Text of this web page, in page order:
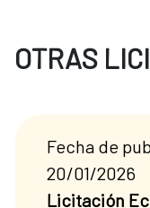
OTRAS
Fecha de
20/01/2026
Licitación